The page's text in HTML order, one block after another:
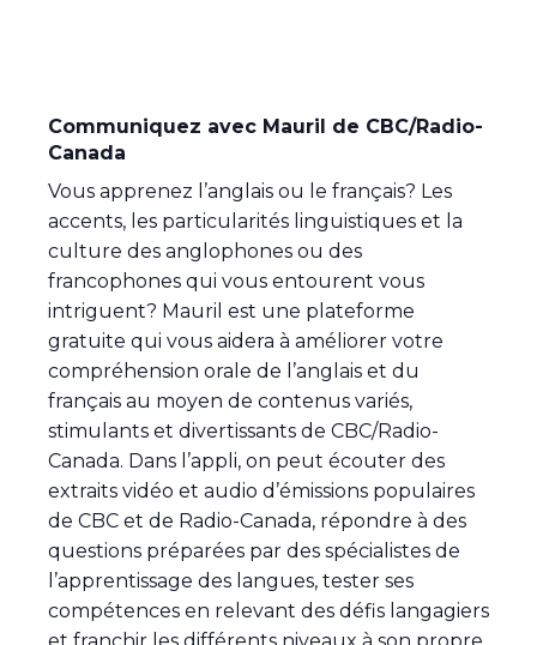
Communiquez avec Mauril de CBC/Radio-
Canada
Vous apprenez l’anglais ou le français? Les
accents, les particularités linguistiques et la
culture des anglophones ou des
francophones qui vous entourent vous
intriguent? Mauril est une plateforme
gratuite qui vous aidera à améliorer votre
compréhension orale de l’anglais et du
français au moyen de contenus variés,
stimulants et divertissants de CBC/Radio-
Canada. Dans l’appli, on peut écouter des
extraits vidéo et audio d’émissions populaires
de CBC et de Radio-Canada, répondre à des
questions préparées par des spécialistes de
l’apprentissage des langues, tester ses
compétences en relevant des défis langagiers